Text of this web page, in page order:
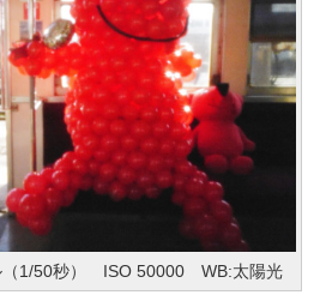
1/50秒） ISO 50000 WB:太陽光